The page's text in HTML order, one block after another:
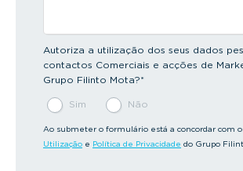
Autoriza a utilização dos seus dados
contactos Comerciais e acções de
Grupo Filinto Mota?*
Sim Não
Ao submeter o formulário está a concordar com
Utilização e Política de Privacidade do Grupo